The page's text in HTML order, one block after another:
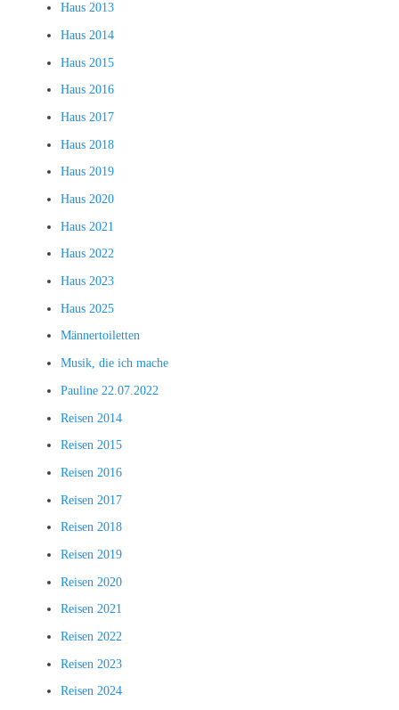
Haus 2013
Haus 2014
Haus 2015
Haus 2016
Haus 2017
Haus 2018
Haus 2019
Haus 2020
Haus 2021
Haus 2022
Haus 2023
Haus 2025
Männertoiletten
Musik, die ich mache
Pauline 22.07.2022
Reisen 2014
Reisen 2015
Reisen 2016
Reisen 2017
Reisen 2018
Reisen 2019
Reisen 2020
Reisen 2021
Reisen 2022
Reisen 2023
Reisen 2024